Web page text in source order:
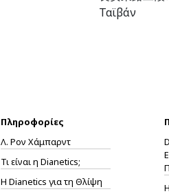
Ταϊβάν
Πληροφορίες
Λ. Ρον Χάμπαρντ
Τι είναι η Dianetics;
Η Dianetics για τη Θλίψη